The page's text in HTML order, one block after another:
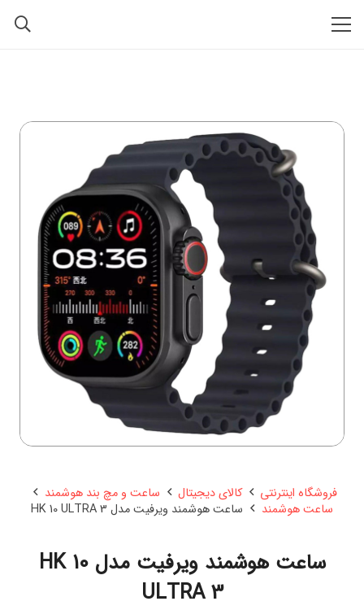
فروشگاه اینترنتی کالای دیجیتال
ساعت و مچ بند هوشمند
ساعت هوشمند
ساعت هوشمند ویرفیت مدل HK 10 ULTRA 3
ساعت هوشمند ویرفیت مدل HK 10
ULTRA 3